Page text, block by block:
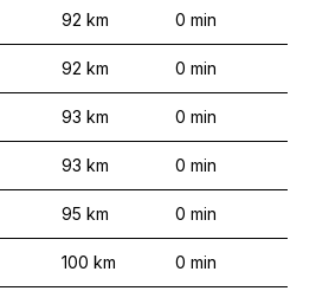
92 km 0 min
92 km 0 min
93 km 0 min
93 km 0 min
95 km 0 min
100 km 0 min